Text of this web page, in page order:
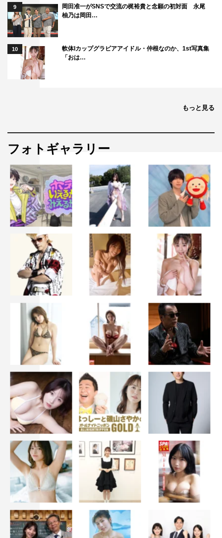
9
岡田准一がSNSで交流の梶裕貴と念願の初対面 永尾
柚乃は岡田…
10
軟体Iカップグラビアアイドル・仲根なのか、1st写真集
「おは…
もっと見る
フォトギャラリー